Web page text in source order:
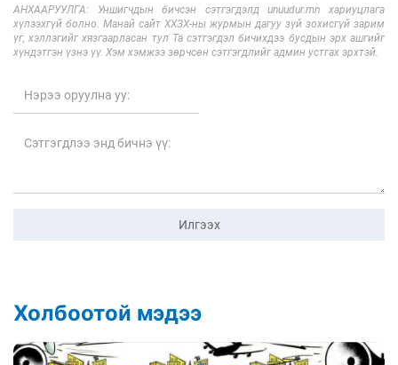
АНХААРУУЛГА: Уншигчдын бичсэн сэтгэгдэлд unuudur.mn хариуцлага
хүлээхгүй болно. Манай сайт ХХЗХ-ны журмын дагуу зүй зохисгүй зарим
үг, хэллэгийг хязгаарласан тул Та сэтгэгдэл бичихдээ бусдын эрх ашгийг
хүндэтгэн үзнэ үү. Хэм хэмжээ зөрчсөн сэтгэгдлийг админ устгах эрхтэй.
Илгээх
Холбоотой мэдээ